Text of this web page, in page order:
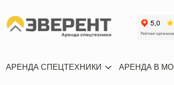
АРЕНДА СПЕЦТЕХНИКИ АРЕНДА В МО